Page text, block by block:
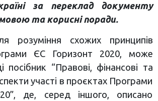
за переклад документу
та корисні поради.
розуміння схожих принципів
ЄС Горизонт 2020, може
посібник “Правові, фінансові та
участі в проєктах Програми
де, серед іншого, описано